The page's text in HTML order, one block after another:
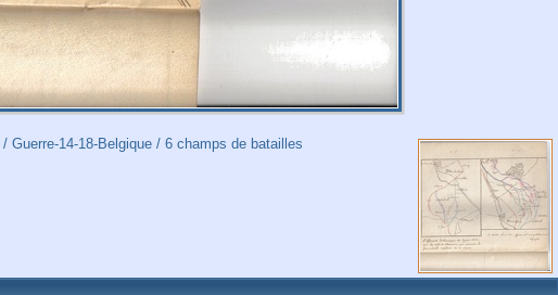
/Guerre-14-18-Belgique /6 champs de batailles